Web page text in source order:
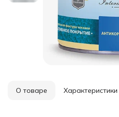
О товаре Характеристики